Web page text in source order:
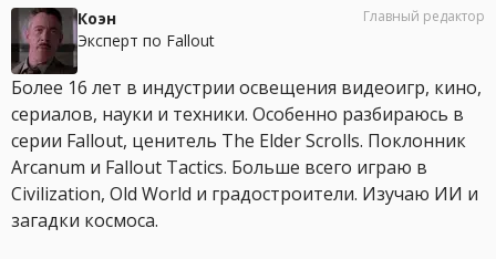
Коэн
Эксперт по Fallout
Главный редактор
Более 16 лет в индустрии освещения видеоигр, кино,
сериалов, науки и техники. Особенно разбираюсь в
серии Fallout, ценитель The Elder Scrolls. Поклонник
Arcanum и Fallout Tactics. Больше всего играю в
Civilization, Old World и градостроители. Изучаю ИИ и
загадки космоса.